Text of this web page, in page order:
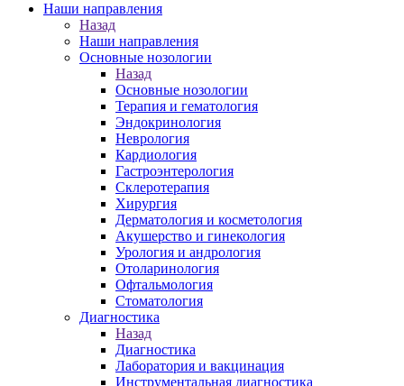
Наши направления
Назад
Наши направления
Основные нозологии
Назад
Основные нозологии
Терапия и гематология
Эндокринология
Неврология
Кардиология
Гастроэнтерология
Склеротерапия
Хирургия
Дерматология и косметология
Акушерство и гинекология
Урология и андрология
Отоларинология
Офтальмология
Стоматология
Диагностика
Назад
Диагностика
Лаборатория и вакцинация
Инструментальная диагностика